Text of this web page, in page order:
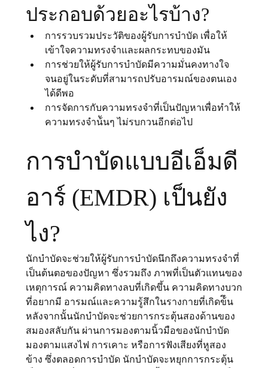
ประกอบด้วยอะไรบ้าง?
การรวบรวมประวัติของผู้รับการบำบัด เพื่อให้
เข้าใจความทรงจําและผลกระทบของมัน
การช่วยให้ผู้รับการบำบัดมีความมั่นคงทางใจ
จนอยู่ในระดับที่สามารถปรับอารมณ์ของตนเอง
ได้ดีพอ
การจัดการกับความทรงจําที่เป็นปัญหาเพื่อทำให้
ความทรงจําน้ันๆ ไม่รบกวนอีกต่อไป
การบำบัดแบบอีเอ็มดี
อาร์ (EMDR) เป็นยัง
ไง?
นักบำบัดจะช่วยให้ผู้รับการบำบัดนึกถึงความทรงจําที่
เป็นต้นตอของปัญหา ซึ่งรวมถึง ภาพที่เป็นตัวแทนของ
เหตุการณ์ ความคิดทางลบที่เกิดขึ้น ความคิดทางบวก
ที่อยากมี อารมณ์และความรู้สึกในรางกายที่เกิดข้ึน
หลังจากนั้นนักบำบัดจะช่วยการกระตุ้นสองด้านของ
สมองสลับกัน ผ่านการมองตามนิ้วมือของนักบําบัด
มองตามแสงไฟ การเคาะ หรือการฟังเสียงที่หูสอง
ข้าง ซึ่งตลอดการบําบัด นักบำบัดจะหยุกการกระตุ้น